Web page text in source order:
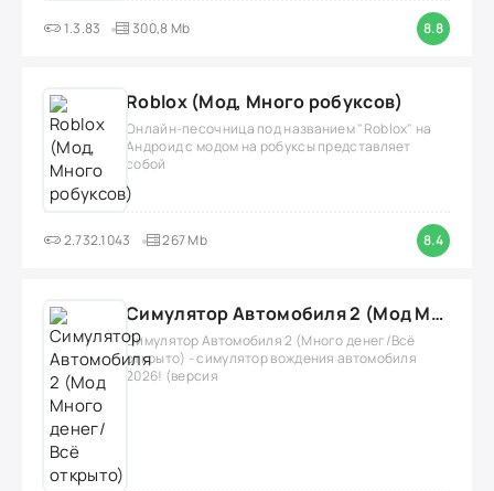
1.3.83 300,8 Mb 8.8
Roblox (Мод, Много робуксов)
Онлайн-песочница под названием "Roblox" на
Андроид с модом на робуксы представляет
собой
2.732.1043 267 Mb 8.4
Симулятор Автомобиля 2 (Мод Много денег/Всё открыто)
Симулятор Автомобиля 2 (Много денег/Всё
открыто) - симулятор вождения автомобиля
2026! (версия